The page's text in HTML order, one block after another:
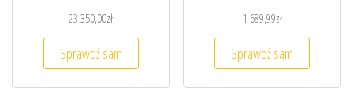
23 350,00zł
Sprawdź sam
1 689,99zł
Sprawdź sam